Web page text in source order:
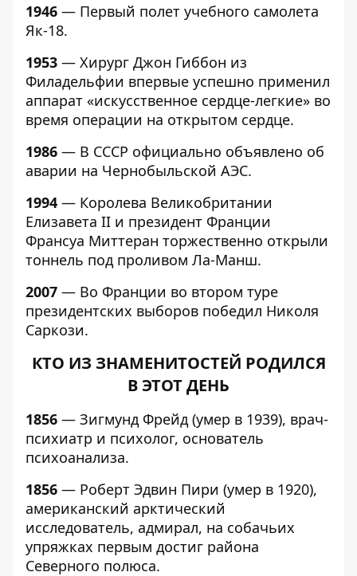
1946 — Первый полет учебного самолета
Як-18.
1953 — Хирург Джон Гиббон из
Филадельфии впервые успешно применил
аппарат «искусственное сердце-легкие» во
время операции на открытом сердце.
1986 — В СССР официально объявлено об
аварии на Чернобыльской АЭС.
1994 — Королева Великобритании
Елизавета II и президент Франции
Франсуа Миттеран торжественно открыли
тоннель под проливом Ла-Манш.
2007 — Во Франции во втором туре
президентских выборов победил Николя
Саркози.
КТО ИЗ ЗНАМЕНИТОСТЕЙ РОДИЛСЯ
В ЭТОТ ДЕНЬ
1856 — Зигмунд Фрейд (умер в 1939), врач-
психиатр и психолог, основатель
психоанализа.
1856 — Роберт Эдвин Пири (умер в 1920),
американский арктический
исследователь, адмирал, на собачьих
упряжках первым достиг района
Северного полюса.